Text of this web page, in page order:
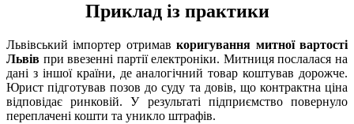
Приклад із практики
Львівський імпортер отримавкоригування митної вартості
Львів при ввезенні партії електроніки. Митниця послалася на
дані з іншої країни, де аналогічний товар коштував дорожче.
Юрист підготував позов до суду та довів, що контрактна ціна
відповідає ринковій. У результаті підприємство повернуло
переплачені кошти та уникло штрафів.